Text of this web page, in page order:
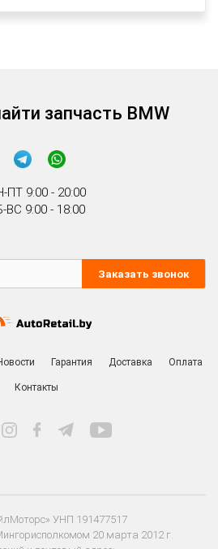
запчасть BMW
ПТ 9:00 - 20:00
ВС 9:00 - 18:00
Заказать звонок
Гарантия Доставка Оплата
Контакты
УНП 191477517
20 марта 2012 г.